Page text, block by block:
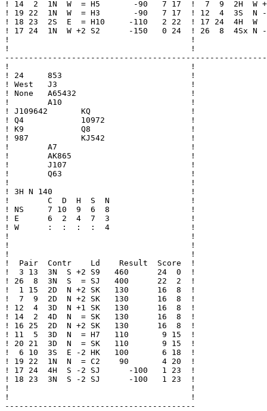
! 14  2  1N  W  = H5       -90   7 17  !  7  9  2H  W
! 19 22  1N  W  = H3       -90   7 17  ! 12  4  3S  N
! 18 23  2S  E  = H10     -110   2 22  ! 17 24  4H
! 17 24  1N  W +2 S2      -150   0 24  ! 26  8  4Sx N
!                                      !
!                                      !
!                                      !
! 24     853                           !
! West   J3                            !
! None   A65432                        !
!        A10                           !
! J109642       KQ                     !
! Q4            10972                  !
! K9            Q8                     !
! 987           KJ542                  !
!        A7                            !
!        AK865                         !
!        J107                          !
!        Q63                           !
!                                      !
! 3H N 140                             !
!        C  D  H  S  N                 !
! NS     7 10  9  6  8                 !
! E      6  2  4  7  3                 !
! W      :  :  :  :  4                 !
!                                      !
!                                      !
!                                      !
!  Pair  Contr    Ld    Result  Score  !
!  3 13  3N  S +2 S9   460      24  0  !
! 26  8  3N  S  = SJ   400      22  2  !
!  1 15  2D  N +2 SK   130      16  8  !
!  7  9  2D  N +2 SK   130      16  8  !
! 12  4  3D  N +1 SK   130      16  8  !
! 14  2  4D  N  = SK   130      16  8  !
! 16 25  2D  N +2 SK   130      16  8  !
! 11  5  3D  N  = H7   110       9 15  !
! 20 21  3D  N  = SK   110       9 15  !
!  6 10  3S  E -2 HK   100       6 18  !
! 19 22  1N  N  = C2    90       4 20  !
! 17 24  4H  S -2 SJ      -100   1 23  !
! 18 23  3N  S -2 SJ      -100   1 23  !
!                                      !
!                                      !
----------------------------------------